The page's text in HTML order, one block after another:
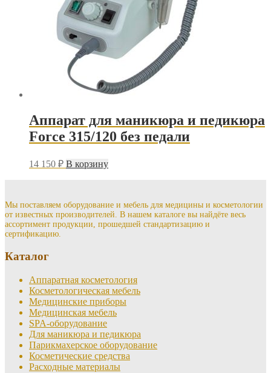
Аппарат для маникюра и педикюра
Force 315/120 без педали
14 150 ₽ В корзину
Мы поставляем оборудование и мебель для медицины и косметологии
от известных производителей. В нашем каталоге вы найдёте весь
ассортимент продукции, прошедшей стандартизацию и
сертификацию.
Каталог
Аппаратная косметология
Косметологическая мебель
Медицинские приборы
Медицинская мебель
SPA-оборудование
Для маникюра и педикюра
Парикмахерское оборудование
Косметические средства
Расходные материалы